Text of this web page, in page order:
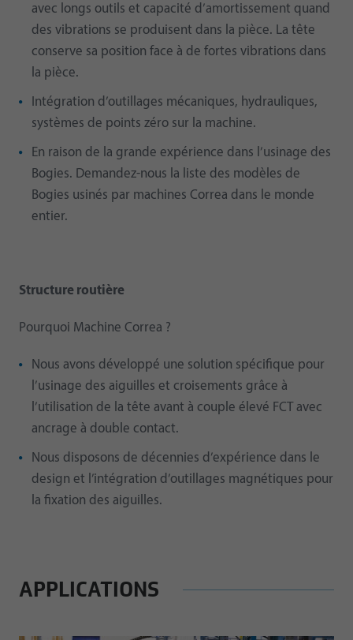
avec longs outils et capacité d’amortissement quand
des vibrations se produisent dans la pièce. La tête
conserve sa position face à de fortes vibrations dans
la pièce.
Intégration d’outillages mécaniques, hydrauliques,
systèmes de points zéro sur la machine.
En raison de la grande expérience dans l’usinage des
Bogies. Demandez-nous la liste des modèles de
Bogies usinés par machines Correa dans le monde
entier.
Structure routière
Pourquoi Machine Correa ?
Nous avons développé une solution spécifique pour
l’usinage des aiguilles et croisements grâce à
l’utilisation de la tête avant à couple élevé FCT avec
ancrage à double contact.
Nous disposons de décennies d’expérience dans le
design et l’intégration d’outillages magnétiques pour
la fixation des aiguilles.
APPLICATIONS